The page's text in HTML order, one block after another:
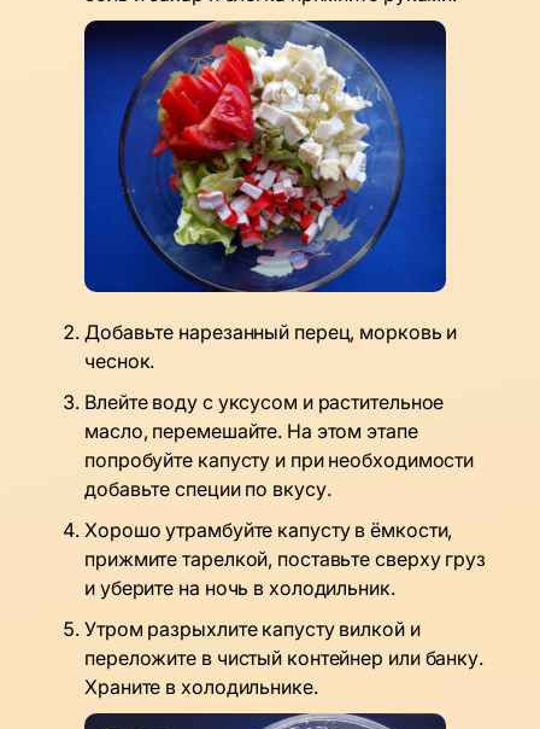
Добавьте нарезанный перец, морковь и
чеснок.
Влейте воду с уксусом и растительное
масло, перемешайте. На этом этапе
попробуйте капусту и при необходимости
добавьте специи по вкусу.
Хорошо утрамбуйте капусту в ёмкости,
прижмите тарелкой, поставьте сверху груз
и уберите на ночь в холодильник.
Утром разрыхлите капусту вилкой и
переложите в чистый контейнер или банку.
Храните в холодильнике.